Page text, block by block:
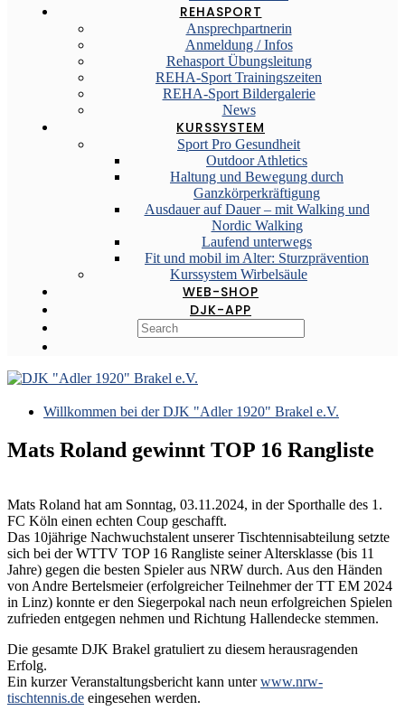
REHASPORT
Ansprechpartnerin
Anmeldung / Infos
Rehasport Übungsleitung
REHA-Sport Trainingszeiten
REHA-Sport Bildergalerie
News
KURSSYSTEM
Sport Pro Gesundheit
Outdoor Athletics
Haltung und Bewegung durch
Ganzkörperkräftigung
Ausdauer auf Dauer – mit Walking und
Nordic Walking
Laufend unterwegs
Fit und mobil im Alter: Sturzprävention
Kurssystem Wirbelsäule
WEB-SHOP
DJK-APP
Willkommen bei der DJK "Adler 1920" Brakel e.V.
Mats Roland gewinnt TOP 16 Rangliste
Mats Roland hat am Sonntag, 03.11.2024, in der Sporthalle des 1.
FC Köln einen echten Coup geschafft.
Das 10jährige Nachwuchstalent unserer Tischtennisabteilung setzte
sich bei der WTTV TOP 16 Rangliste seiner Altersklasse (bis 11
Jahre) gegen die besten Spieler aus NRW durch. Aus den Händen
von Andre Bertelsmeier (erfolgreicher Teilnehmer der TT EM 2024
in Linz) konnte er den Siegerpokal nach neun erfolgreichen Spielen
zufrieden entgegen nehmen und Richtung Hallendecke stemmen.
Die gesamte DJK Brakel gratuliert zu diesem herausragenden
Erfolg.
Ein kurzer Veranstaltungsbericht kann unterwww.nrw-
tischtennis.de eingesehen werden.